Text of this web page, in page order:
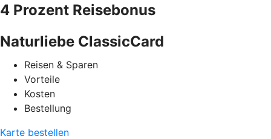
4 Prozent Reisebonus
Naturliebe ClassicCard
Reisen & Sparen
Vorteile
Kosten
Bestellung
Karte bestellen